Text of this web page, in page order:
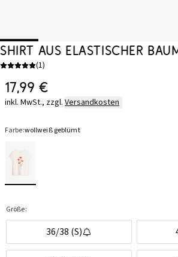
Shirt aus elastischer
(1)
17,99 €
inkl. MwSt., zzgl. Versandkosten
Farbe:wollweiß geblümt
Größe:
36/38 (S)